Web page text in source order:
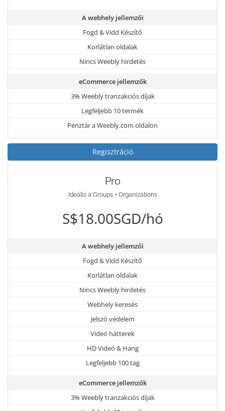
A webhely jellemzői
Fogd & Vidd Készítő
Korlátlan oldalak
Nincs Weebly hirdetés
eCommerce jellemzők
3% Weebly tranzakciós díjak
Legfeljebb 10 termék
Pénztár a Weebly.com oldalon
Regisztráció
Pro
Ideális a Groups + Organizations
S$18.00SGD/hó
A webhely jellemzői
Fogd & Vidd Készítő
Korlátlan oldalak
Nincs Weebly hirdetés
Webhely keresés
Jelszó védelem
Videó hátterek
HD Videó & Hang
Legfeljebb 100 tag
eCommerce jellemzők
3% Weebly tranzakciós díjak